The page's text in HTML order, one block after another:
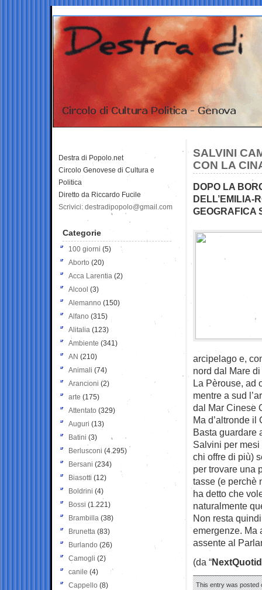
SALVINI
CON LA
DOPO LA
DELL’EMILIA-
GEOGRAFICA
arcipelago e,
nord dal Mare
La Pèrouse, ad
mentre a sud
dal Mar Cinese
Ma d’altronde
Basta guardare
Salvini per
chi offre di più)
per trovare una
tasse (e perchè
ha detto che
naturalmente
Non resta
emergenze. Ma
assente al
(da “
This entry was posted
Destra di Popolo.net
Circolo Genovese di Cultura e
Politica
Diretto da Riccardo Fucile
Scrivici: destradipopolo@gmail.com
Categorie
100 giorni (5)
Aborto (20)
Acca Larentia (2)
Alcool (3)
Alemanno (150)
Alfano (315)
Alitalia (123)
Ambiente (341)
AN (210)
Animali (74)
Arancioni (2)
arte (175)
Attentato (329)
Auguri (13)
Batini (3)
Berlusconi (4.295)
Bersani (234)
Biasotti (12)
Boldrini (4)
Bossi (1.221)
Brambilla (38)
Brunetta (83)
Burlando (26)
Camogli (2)
canile (4)
Cappello (8)